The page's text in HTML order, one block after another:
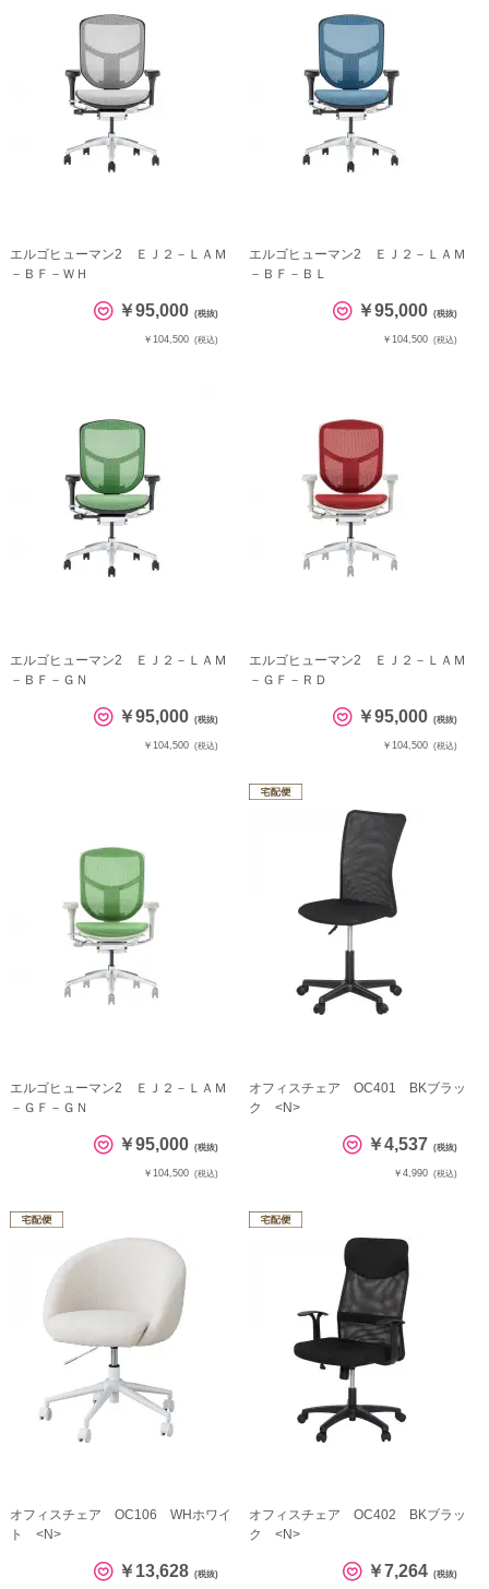
エルゴヒューマン2 ＥＪ２－ＬＡＭ
－ＢＦ－ＷＨ
￥95,000 (税抜)
￥104,500 (税込)
エルゴヒューマン2 ＥＪ２－ＬＡＭ
－ＢＦ－ＢＬ
￥95,000 (税抜)
￥104,500 (税込)
エルゴヒューマン2 ＥＪ２－ＬＡＭ
－ＢＦ－ＧＮ
￥95,000 (税抜)
￥104,500 (税込)
エルゴヒューマン2 ＥＪ２－ＬＡＭ
－ＧＦ－ＲＤ
￥95,000 (税抜)
￥104,500 (税込)
エルゴヒューマン2 ＥＪ２－ＬＡＭ
－ＧＦ－ＧＮ
￥95,000 (税抜)
￥104,500 (税込)
オフィスチェア OC401 BKブラッ
ク <N>
￥4,537 (税抜)
￥4,990 (税込)
オフィスチェア OC106 WHホワイ
ト <N>
￥13,628 (税抜)
オフィスチェア OC402 BKブラッ
ク <N>
￥7,264 (税抜)